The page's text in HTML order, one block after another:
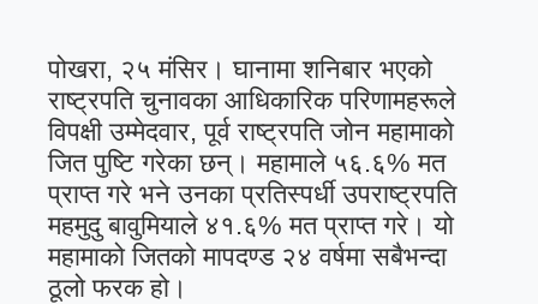
पोखरा, २५ मंसिर। घानामा शनिबार भएको
राष्ट्रपति चुनावका आधिकारिक परिणामहरूले
विपक्षी उम्मेदवार, पूर्व राष्ट्रपति जोन महामाको
जित पुष्टि गरेका छन्। महामाले ५६.६% मत
प्राप्त गरे भने उनका प्रतिस्पर्धी उपराष्ट्रपति
महमुदु बावुमियाले ४१.६% मत प्राप्त गरे। यो
महामाको जितको मापदण्ड २४ वर्षमा सबैभन्दा
ठूलो फरक हो।